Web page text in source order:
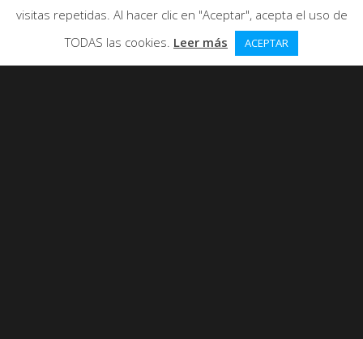
visitas repetidas. Al hacer clic en "Aceptar", acepta el uso de
TODAS las cookies. Leer más ACEPTAR